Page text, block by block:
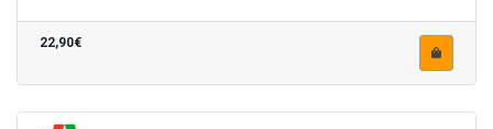
22,90€